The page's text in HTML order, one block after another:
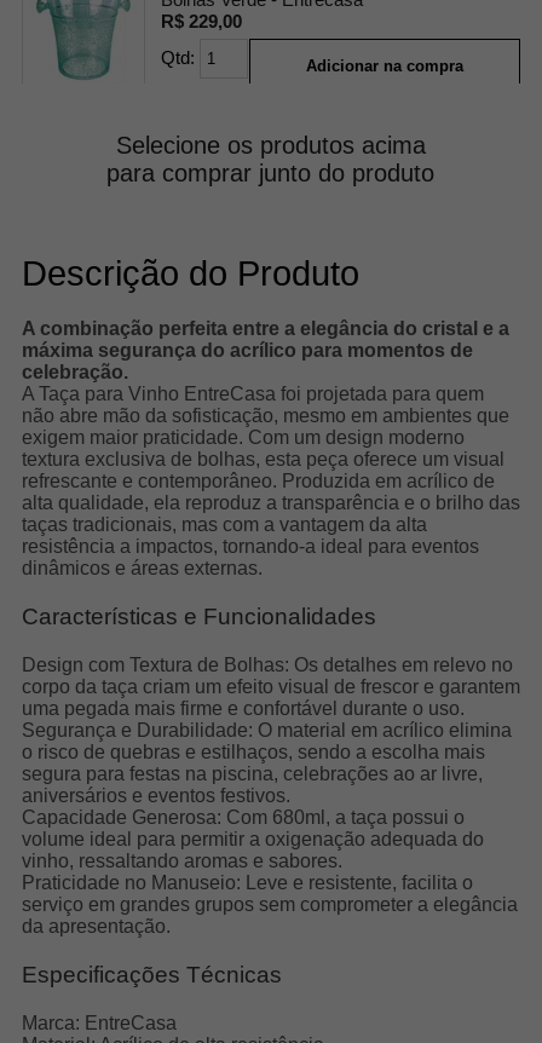
R$ 229,00
Qtd:
Adicionar na compra
Selecione os produtos acima
para comprar junto do produto
Descrição do Produto
A combinação perfeita entre a elegância do cristal e a
máxima segurança do acrílico para momentos de
celebração.
A Taça para Vinho EntreCasa foi projetada para quem
não abre mão da sofisticação, mesmo em ambientes que
exigem maior praticidade. Com um design moderno
textura exclusiva de bolhas, esta peça oferece um visual
refrescante e contemporâneo. Produzida em acrílico de
alta qualidade, ela reproduz a transparência e o brilho das
taças tradicionais, mas com a vantagem da alta
resistência a impactos, tornando-a ideal para eventos
dinâmicos e áreas externas.
Características e Funcionalidades
Design com Textura de Bolhas: Os detalhes em relevo no
corpo da taça criam um efeito visual de frescor e garantem
uma pegada mais firme e confortável durante o uso.
Segurança e Durabilidade: O material em acrílico elimina
o risco de quebras e estilhaços, sendo a escolha mais
segura para festas na piscina, celebrações ao ar livre,
aniversários e eventos festivos.
Capacidade Generosa: Com 680ml, a taça possui o
volume ideal para permitir a oxigenação adequada do
vinho, ressaltando aromas e sabores.
Praticidade no Manuseio: Leve e resistente, facilita o
serviço em grandes grupos sem comprometer a elegância
da apresentação.
Especificações Técnicas
Marca: EntreCasa